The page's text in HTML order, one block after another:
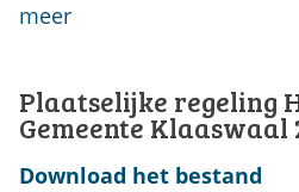
meer
Plaatselijke regeling
Gemeente Klaaswaal
Download het bestand